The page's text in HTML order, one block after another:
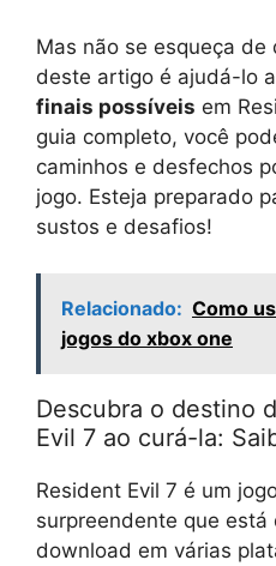
Mas não se esqueça
deste artigo é ajudá-lo
finais possíveis em
guia completo, você
caminhos e desfechos
jogo. Esteja preparado
sustos e desafios!
Relacionado: Como
jogos do xbox one
Descubra o destino
Evil 7 ao curá-la:
Resident Evil 7 é um
surpreendente que está
download em várias